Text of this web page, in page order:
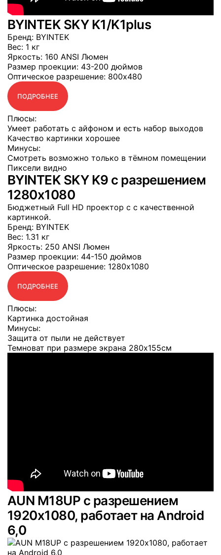
BYINTEK SKY K1/K1plus
Бренд: BYINTEK
Вес: 1 кг
Яркость: 160 ANSI Люмен
Размер проекции: 43-200 дюймов
Оптическое разрешение: 800x480
ПОДРОБНЕЕ
Плюсы:
Умеет работать с айфоном и есть набор выходов
Качество картинки хорошее
Минусы:
Смотреть возможно только в тёмном помещении
Пиксели видно
BYINTEK SKY K9 с разрешением
1280x1080
Бюджетный Full HD проектор с с качественной
картинкой.
Бренд: BYINTEK
Вес: 1.31 кг
Яркость: 250 ANSI Люмен
Размер проекции: 44-150 дюймов
Оптическое разрешение: 1280x1080
ПОДРОБНЕЕ
Плюсы:
Картинка достойная
Минусы:
Защита от пыли не действует
Темноват при размере экрана 280x155см
AUN M18UP с разрешением
1920x1080, работает на Android
6,0